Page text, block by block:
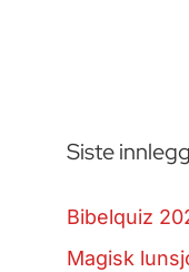
Siste innlegg
Bibelquiz
Magisk